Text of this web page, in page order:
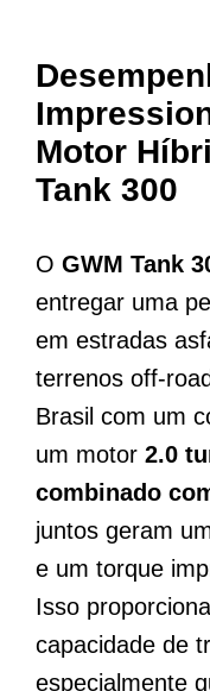
Motor
Tank 300
O GWM Tank
entregar uma
em estradas
terrenos off-
Brasil com um
um motor 2.0
combinado
juntos geram
e um torque
Isso
capacidade de
especialmente